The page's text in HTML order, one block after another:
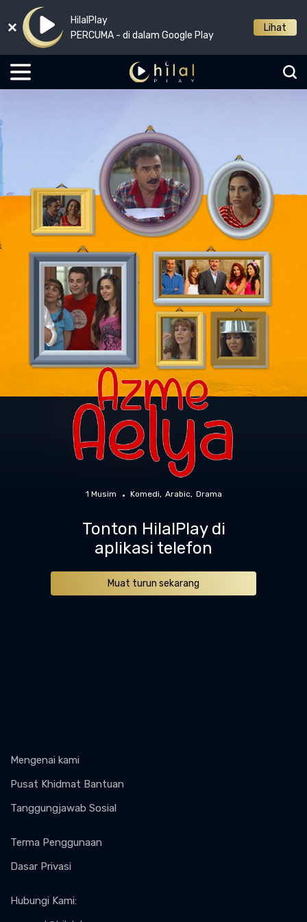
HilalPlay
PERCUMA - di dalam Google Play
Lihat
1 Musim Komedi Arabic Drama
Tonton HilalPlay di
aplikasi telefon
Muat turun sekarang
Mengenai kami
Pusat Khidmat Bantuan
Tanggungjawab Sosial
Terma Penggunaan
Dasar Privasi
Hubungi Kami: